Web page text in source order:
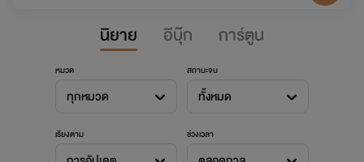
นิยาย อีบุ๊ก การ์ตูน
หมวด
ทุกหมวด
สถานะจบ
ทั้งหมด
เรียงตาม ช่วงเวลา